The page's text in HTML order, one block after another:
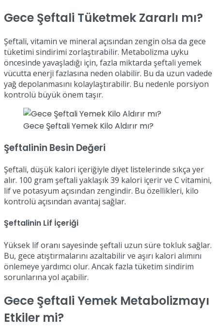
Gece Şeftali Tüketmek Zararlı mı?
Şeftali, vitamin ve mineral açısından zengin olsa da gece
tüketimi sindirimi zorlaştırabilir. Metabolizma uyku
öncesinde yavaşladığı için, fazla miktarda şeftali yemek
vücutta enerji fazlasına neden olabilir. Bu da uzun vadede
yağ depolanmasını kolaylaştırabilir. Bu nedenle porsiyon
kontrolü büyük önem taşır.
Gece Şeftali Yemek Kilo Aldırır mı?
Şeftalinin Besin Değeri
Şeftali, düşük kalori içeriğiyle diyet listelerinde sıkça yer
alır. 100 gram şeftali yaklaşık 39 kalori içerir ve C vitamini,
lif ve potasyum açısından zengindir. Bu özellikleri, kilo
kontrolü açısından avantaj sağlar.
Şeftalinin Lif İçeriği
Yüksek lif oranı sayesinde şeftali uzun süre tokluk sağlar.
Bu, gece atıştırmalarını azaltabilir ve aşırı kalori alımını
önlemeye yardımcı olur. Ancak fazla tüketim sindirim
sorunlarına yol açabilir.
Gece Şeftali Yemek Metabolizmayı
Etkiler mi?